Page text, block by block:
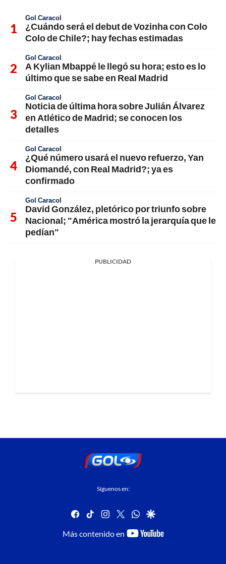
Gol Caracol
¿Cuándo será el debut de Vozinha con Colo
Colo de Chile?; hay fechas estimadas
Gol Caracol
A Kylian Mbappé le llegó su hora; esto es lo
último que se sabe en Real Madrid
Gol Caracol
Noticia de última hora sobre Julián Álvarez
en Atlético de Madrid; se conocen los
detalles
Gol Caracol
¿Qué número usará el nuevo refuerzo, Yan
Diomandé, con Real Madrid?; ya es
confirmado
Gol Caracol
David González, pletórico por triunfo sobre
Nacional; "América mostró la jerarquía que le
pedían"
PUBLICIDAD
Síguenos en:
facebook
tiktok instagram
twitterwhatsapp
google
Más contenido en
youtube-